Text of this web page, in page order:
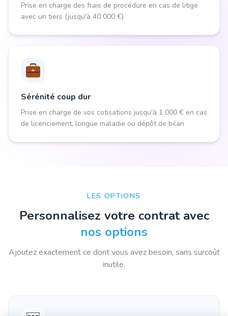
Prise en charge des frais de procédure en cas de litige
avec un tiers (jusqu'à 40 000 €)
Sérénité coup dur
Prise en charge de vos cotisations jusqu'à 1 000 € en cas
de licenciement, longue maladie ou dépôt de bilan
LES OPTIONS
Personnalisez votre contrat avec
nos options
Ajoutez exactement ce dont vous avez besoin, sans surcoût
inutile.